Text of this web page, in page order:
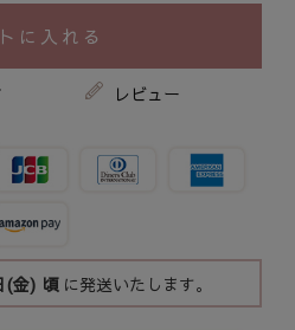
に入れる
レビュー
(金) 頃 に発送いたします。